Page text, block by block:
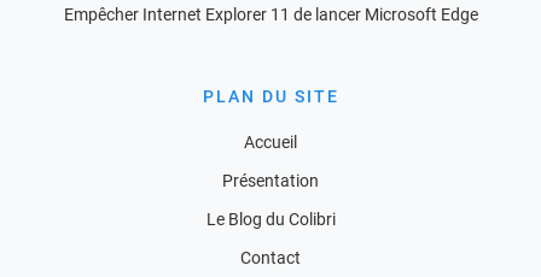
Empêcher Internet Explorer 11 de lancer Microsoft Edge
PLAN DU SITE
Accueil
Présentation
Le Blog du Colibri
Contact